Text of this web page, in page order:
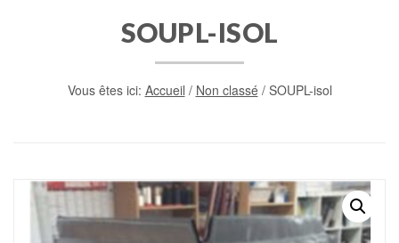
SOUPL-ISOL
Vous êtes ici: Accueil / Non classé/ SOUPL-isol